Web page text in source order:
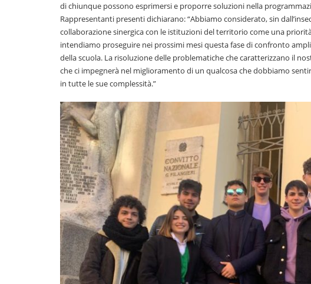
di chiunque possono esprimersi e proporre soluzioni nella
Rappresentanti presenti dichiarano: “Abbiamo considerato, sin
collaborazione sinergica con le istituzioni del territorio come una
intendiamo proseguire nei prossimi mesi questa fase di confronto
della scuola. La risoluzione delle problematiche che caratterizzano il
che ci impegnerà nel miglioramento di un qualcosa che dobbiamo
in tutte le sue complessità.”